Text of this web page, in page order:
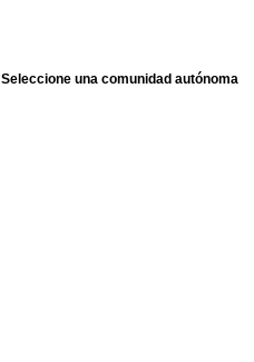
Seleccione una comunidad autónoma